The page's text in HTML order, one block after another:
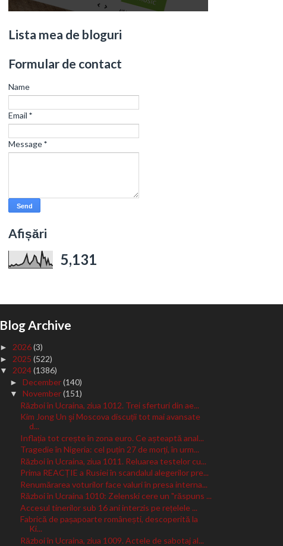
Lista mea de bloguri
Formular de contact
Name
Email *
Message*
Afișări
5,131
Blog Archive
►2026(3)
► 2025(522)
▼2024(1386)
►December(140)
▼November(151)
Război în Ucraina, ziua 1012. Trei sferturi din ae...
Kim Jong Un şi Moscova discuții tot mai avansate
d...
Inflația tot crește în zona euro. Ce așteaptă anal...
Tragedie în Nigeria: cel puțin 27 de morți, în urm...
Război în Ucraina, ziua 1011. Reluarea testelor cu...
Prima REACȚIE a Rusiei în scandalul alegerilor pre...
Renumărarea voturilor face valuri în presa interna...
Război în Ucraina 1010: Zelenski cere un "răspuns ...
Accesul tinerilor sub 16 ani interzis pe rețelele ...
Fabrică de pașapoarte românești, descoperită la
Ki...
Război în Ucraina, ziua 1009. Actele de sabotaj al...